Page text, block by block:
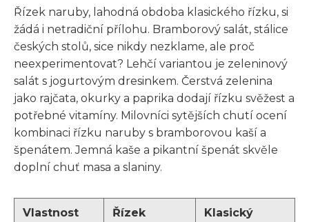
Řízek naruby, lahodná obdoba klasického řízku, si
žádá i netradiční přílohu. Bramborový salát, stálice
českých stolů, sice nikdy nezklame, ale proč
neexperimentovat? Lehčí variantou je zeleninový
salát s jogurtovým dresinkem. Čerstvá zelenina
jako rajčata, okurky a paprika dodají řízku svěžest a
potřebné vitamíny. Milovníci sytějších chutí ocení
kombinaci řízku naruby s bramborovou kaší a
špenátem. Jemná kaše a pikantní špenát skvěle
doplní chuť masa a slaniny.
Vlastnost
Řízek
Klasický